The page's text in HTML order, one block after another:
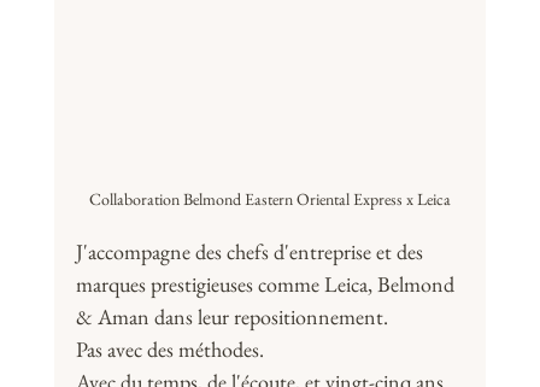
Collaboration Belmond Eastern Oriental Express x Leica
J'accompagne des chefs d'entreprise et des
marques prestigieuses comme Leica, Belmond
& Aman dans leur repositionnement.
Pas avec des méthodes.